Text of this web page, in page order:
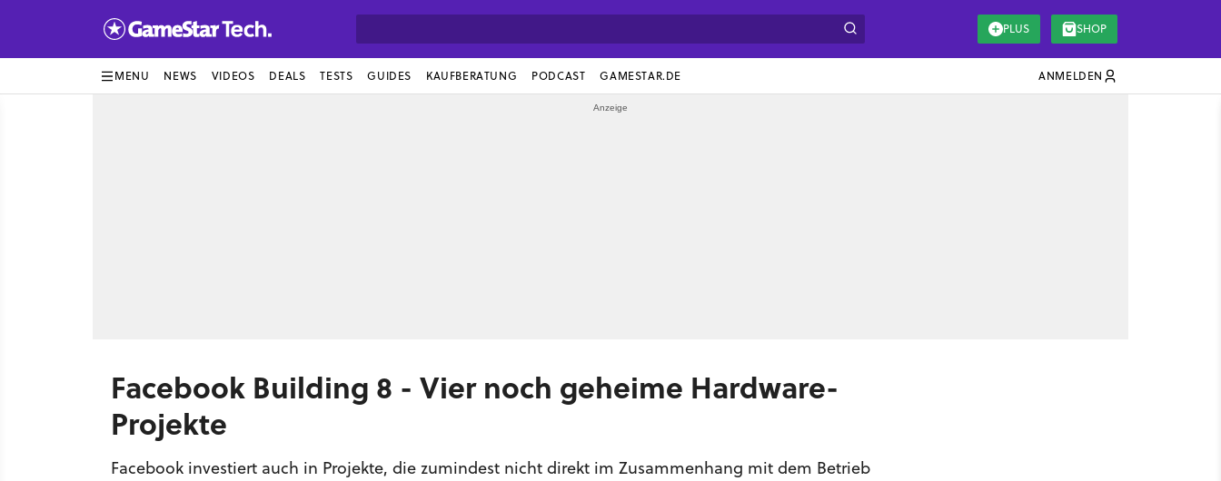
PLUS SHOP
MENU NEWS VIDEOS DEALS TESTS GUIDES KAUFBERATUNG PODCAST GAMESTAR.DE ANMELDEN
Facebook Building 8 - Vier noch geheime Hardware-
Projekte
Facebook investiert auch in Projekte, die zumindest nicht direkt im Zusammenhang mit dem Betrieb